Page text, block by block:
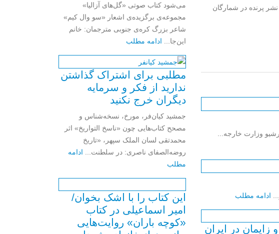
پرنده در شمارگان
وزارت خارجه...
ادامه مطلب
در ایران
می‌شود کتاب صوتی «گل‌های آزالیا»
مجموعه‌ی برگزیده‌ی اشعار «سو وال کیم»
شاعر بزرگ کره‌ی جنوبی مترجمان: خانم
این‌جا... ادامه مطلب
مطلبی برای اشتراک گذاشتن
ندارید از فکر و سرمایه
دیگران خرج نکنید
جمشید کیان‌فر، مورخ، نسخه‌شناس و
مصحح کتاب‌هایی چون «ناسخ التواریخ» اثر
محمدتقی لسان الملک سپهر، «تاریخ
روضه‌الصفای ناصری: در سلطنت... ادامه
مطلب
این کتاب را با اشک بخوان/
امیر اسماعیلی در کتاب
«کوچه باران» روایت‌هایی